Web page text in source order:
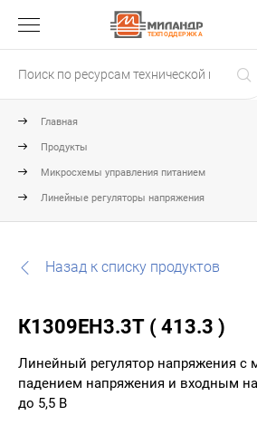
ТЕХПОДДЕРЖКА
Главная
Продукты
Микросхемы управления питанием
Линейные регуляторы напряжения
Назад к списку продуктов
К1309ЕН3.3Т ( 413.3 )
Линейный регулятор напряжения
падением напряжения и входным
до 5,5 В